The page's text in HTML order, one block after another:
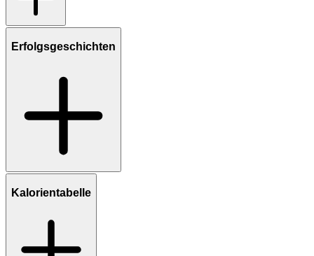
Erfolgsgeschichten
Kalorientabelle